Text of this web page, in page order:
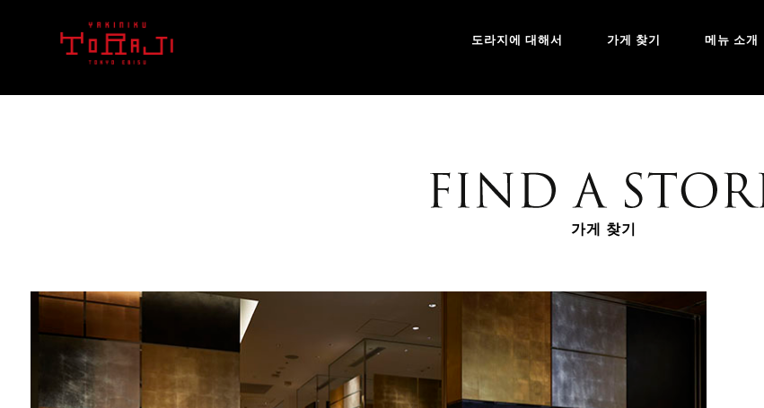
도라지에 대해서 가게 찾기 메뉴 소개
가게 찾기